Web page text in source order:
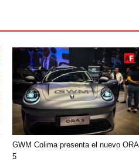
GWM Colima presenta el nuevo ORA
5